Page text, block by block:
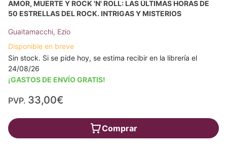
AMOR, MUERTE Y ROCK 'N' ROLL: LAS ÚLTIMAS HORAS DE
50 ESTRELLAS DEL ROCK. INTRIGAS Y MISTERIOS
Guaitamacchi, Ezio
Disponible en breve
Sin stock. Si se pide hoy, se estima recibir en la librería el
24/08/26
¡GASTOS DE ENVÍO GRATIS!
PVP. 33,00€
Comprar